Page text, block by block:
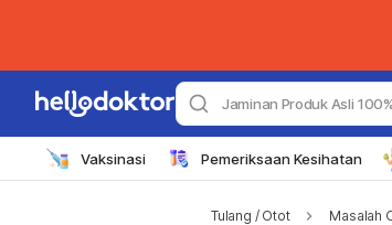
Jaminan Produk Asli 100%
Vaksinasi Pemeriksaan Kesihatan
Tulang / Otot Masalah